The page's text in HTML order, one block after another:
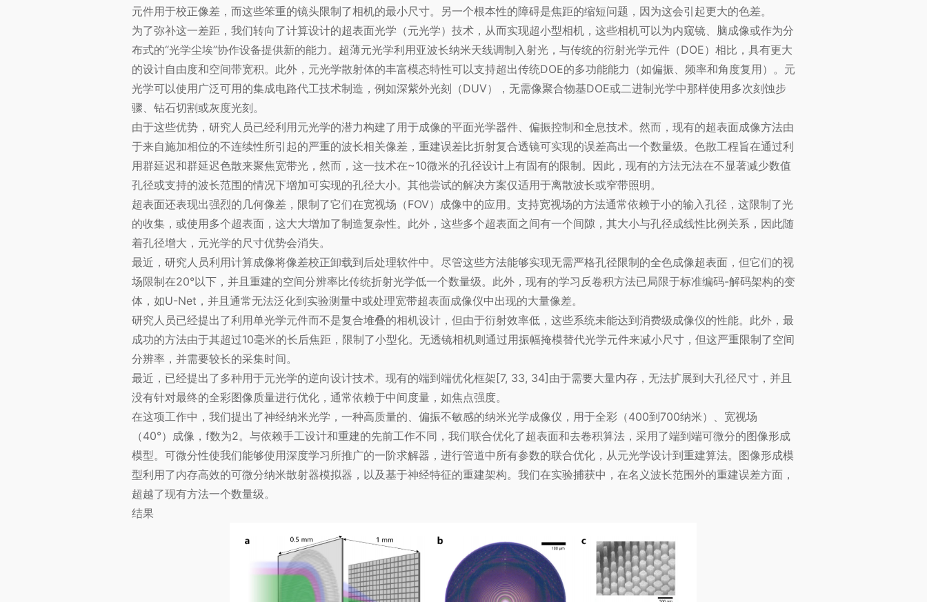
元件用于校正像差，而这些笨重的镜头限制了相机的最小尺寸。另一个根本性的障碍是焦距的缩短问题，因为这会引起更大的色差。
为了弥补这一差距，我们转向了计算设计的超表面光学（元光学）技术，从而实现超小型相机，这些相机可以为内窥镜、脑成像或作为分
布式的“光学尘埃”协作设备提供新的能力。超薄元光学利用亚波长纳米天线调制入射光，与传统的衍射光学元件（DOE）相比，具有更大
的设计自由度和空间带宽积。此外，元光学散射体的丰富模态特性可以支持超出传统DOE的多功能能力（如偏振、频率和角度复用）。元
光学可以使用广泛可用的集成电路代工技术制造，例如深紫外光刻（DUV），无需像聚合物基DOE或二进制光学中那样使用多次刻蚀步
骤、钻石切割或灰度光刻。
由于这些优势，研究人员已经利用元光学的潜力构建了用于成像的平面光学器件、偏振控制和全息技术。然而，现有的超表面成像方法由
于来自施加相位的不连续性所引起的严重的波长相关像差，重建误差比折射复合透镜可实现的误差高出一个数量级。色散工程旨在通过利
用群延迟和群延迟色散来聚焦宽带光，然而，这一技术在~10微米的孔径设计上有固有的限制。因此，现有的方法无法在不显著减少数值
孔径或支持的波长范围的情况下增加可实现的孔径大小。其他尝试的解决方案仅适用于离散波长或窄带照明。
超表面还表现出强烈的几何像差，限制了它们在宽视场（FOV）成像中的应用。支持宽视场的方法通常依赖于小的输入孔径，这限制了光
的收集，或使用多个超表面，这大大增加了制造复杂性。此外，这些多个超表面之间有一个间隙，其大小与孔径成线性比例关系，因此随
着孔径增大，元光学的尺寸优势会消失。
最近，研究人员利用计算成像将像差校正卸载到后处理软件中。尽管这些方法能够实现无需严格孔径限制的全色成像超表面，但它们的视
场限制在20°以下，并且重建的空间分辨率比传统折射光学低一个数量级。此外，现有的学习反卷积方法已局限于标准编码-解码架构的变
体，如U-Net，并且通常无法泛化到实验测量中或处理宽带超表面成像仪中出现的大量像差。
研究人员已经提出了利用单光学元件而不是复合堆叠的相机设计，但由于衍射效率低，这些系统未能达到消费级成像仪的性能。此外，最
成功的方法由于其超过10毫米的长后焦距，限制了小型化。无透镜相机则通过用振幅掩模替代光学元件来减小尺寸，但这严重限制了空间
分辨率，并需要较长的采集时间。
最近，已经提出了多种用于元光学的逆向设计技术。现有的端到端优化框架[7, 33, 34]由于需要大量内存，无法扩展到大孔径尺寸，并且
没有针对最终的全彩图像质量进行优化，通常依赖于中间度量，如焦点强度。
在这项工作中，我们提出了神经纳米光学，一种高质量的、偏振不敏感的纳米光学成像仪，用于全彩（400到700纳米）、宽视场
（40°）成像，f数为2。与依赖手工设计和重建的先前工作不同，我们联合优化了超表面和去卷积算法，采用了端到端可微分的图像形成
模型。可微分性使我们能够使用深度学习所推广的一阶求解器，进行管道中所有参数的联合优化，从元光学设计到重建算法。图像形成模
型利用了内存高效的可微分纳米散射器模拟器，以及基于神经特征的重建架构。我们在实验捕获中，在名义波长范围外的重建误差方面，
超越了现有方法一个数量级。
结果